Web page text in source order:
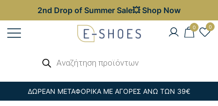
2nd Drop of Summer Sale💥 Shop Now
Παπούτσια – Επώνυμες Τσάντες στις
0 0
προϊόντων
ΔΩΡΕΑΝ ΜΕΤΑΦΟΡΙΚΑ ΜΕ ΑΓΟΡΕΣ ΑΝΩ ΤΩΝ 39€